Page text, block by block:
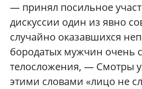
— принял посильное
дискуссии один из явно
случайно оказавшихся
бородатых мужчин очень
телосложения, — Смотры
этими словами «лицо не